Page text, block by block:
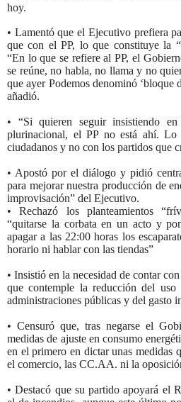
hoy.
• Lamentó que el Ejecutivo prefiera
que con el PP, lo que constituye la
“En lo que se refiere al PP, el
se reúne, no habla, no llama y no
que ayer Podemos denominó ‘bloque
añadió.
• “Si quieren seguir insistiendo
plurinacional, el PP no está ahí.
ciudadanos y no con los partidos que
• Apostó por el diálogo y pidió
para mejorar nuestra producción de
improvisación” del Ejecutivo.
• Rechazó los planteamientos
“quitarse la corbata en un acto y
apagar a las 22:00 horas los
horario ni hablar con las tiendas”
• Insistió en la necesidad de contar
que contemple la reducción del
administraciones públicas y del gasto
• Censuró que, tras negarse el
medidas de ajuste en consumo
en el primero en dictar unas medidas
el comercio, las CC.AA. ni la
• Destacó que su partido apoyará el